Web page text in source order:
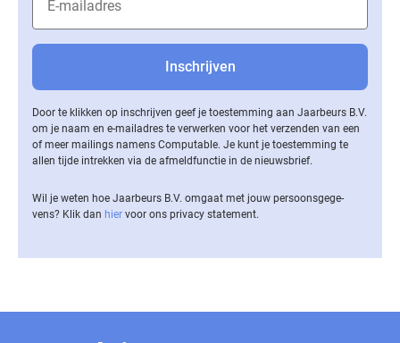
Door te klikken op inschrijven geef je toestemming aan Jaarbeurs B.V.
om je naam en e-mailadres te verwerken voor het verzenden van een
of meer mailings namens Computable. Je kunt je toestemming te
allen tijde intrekken via de af­meld­func­tie in de nieuwsbrief.
Wil je weten hoe Jaarbeurs B.V. omgaat met jouw per­soons­ge­ge­
vens? Klik dan hier voor ons privacy statement.